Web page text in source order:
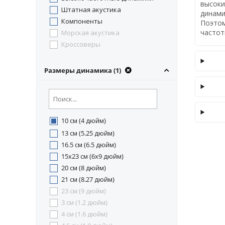
Rebec
Soaudio
Sound Religion
Soundstream
VIBE
УРАЛ
Штатная акустика
Компоненты
Морская акустика
Кроссоверы
Размеры динамика (1)
10 см (4 дюйм)
13 см (5.25 дюйм)
16.5 см (6.5 дюйм)
15x23 см (6x9 дюйм)
20 см (8 дюйм)
21 см (8.27 дюйм)
23 см (9 дюйм)
3 см (1.2 дюйм)
4 см (1.6 дюйм)